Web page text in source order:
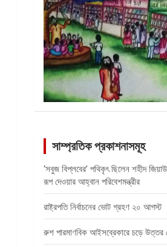
সাম্প্রতিক প্রকাশনাসমূহ
‘সবুজ বিপ্লবের’ পথিকৃৎ ছিলেন শহীদ
রূপ দেওয়ার আহ্বান পরিবেশমন্ত্রীর
রাষ্ট্রপতি নির্বাচনের ভোট গ্রহণ ২০ আগস্ট
রুশ পারমাণবিক আইসব্রেকারে চড়ে উত্তর